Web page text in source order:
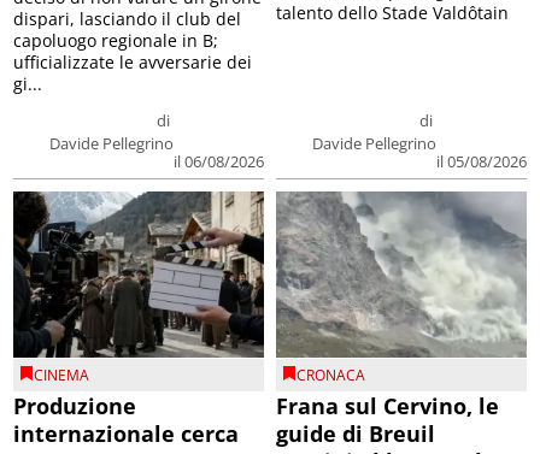
di
Davide Pellegrino
il 06/08/2026
dispari, lasciando il club del
capoluogo regionale in B;
ufficializzate le avversarie dei
gi...
di
Davide Pellegrino
il 05/08/2026
talento dello Stade Valdôtain
CINEMA
Produzione
internazionale cerca
CRONACA
Frana sul Cervino, le
guide di Breuil